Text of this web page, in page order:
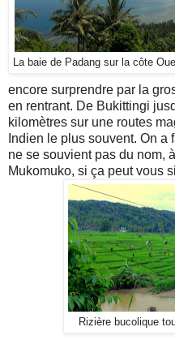
La baie de Padang sur la côte
encore surprendre par la
en rentrant. De Bukittingi
kilomètres sur une routes
Indien le plus souvent. On
ne se souvient pas du nom,
Mukomuko, si ça peut vous
Rizière bucolique